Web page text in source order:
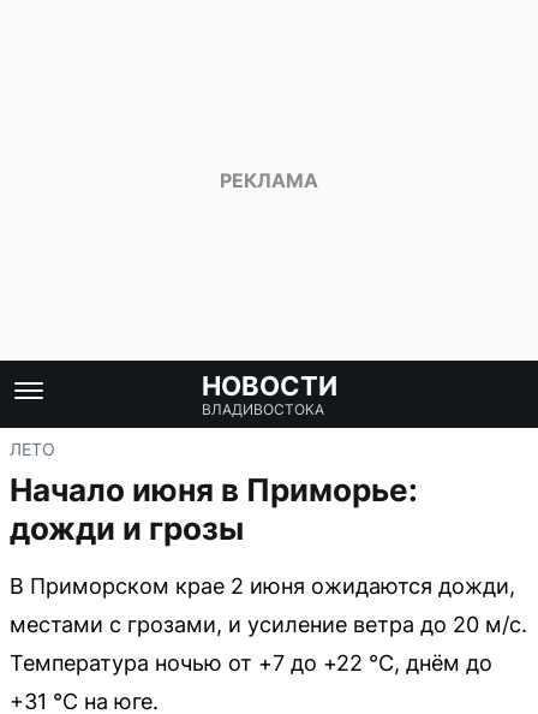
НОВОСТИ
ВЛАДИВОСТОКА
ЛЕТО
Начало июня в Приморье:
дожди и грозы
В Приморском крае 2 июня ожидаются дожди,
местами с грозами, и усиление ветра до 20 м/с.
Температура ночью от +7 до +22 °C, днём до
+31 °C на юге.